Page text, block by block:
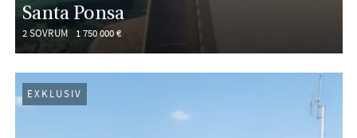
Santa Ponsa
2 SOVRUM 1 750 000 €
EXKLUSIV